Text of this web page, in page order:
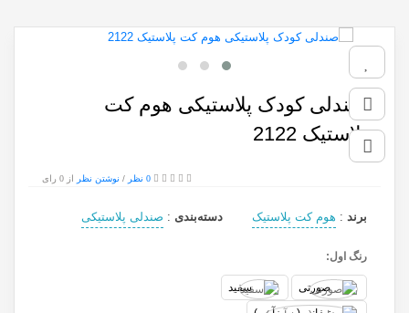
صندلی کودک پلاستیکی هوم کت
پلاستیک 2122
0 نظر / نوشتن نظر از 0 رای
برند : هوم کت پلاستیک دسته‌بندی : صندلی پلاستیکی
رنگ اول:
صورتی
سفید